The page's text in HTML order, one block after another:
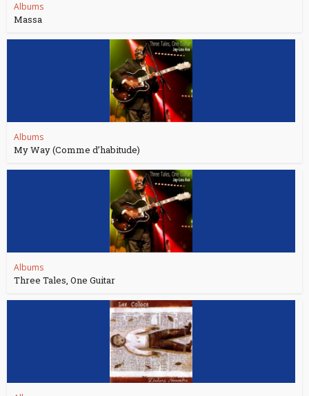
Albums
Massa
Albums
My Way (Comme d’habitude)
Albums
Three Tales, One Guitar